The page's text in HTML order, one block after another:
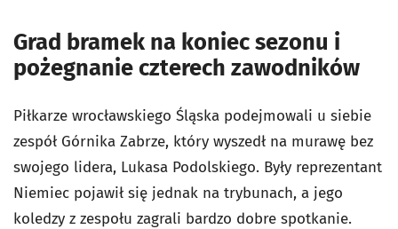
Grad bramek na koniec sezonu i
pożegnanie czterech zawodników
Piłkarze wrocławskiego Śląska podejmowali u siebie
zespół Górnika Zabrze, który wyszedł na murawę bez
swojego lidera, Lukasa Podolskiego. Były reprezentant
Niemiec pojawił się jednak na trybunach, a jego
koledzy z zespołu zagrali bardzo dobre spotkanie.